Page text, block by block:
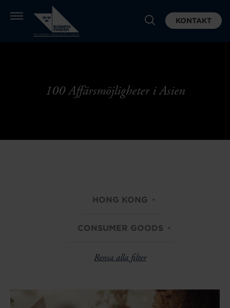
KONTAKT
100 Affärsmöjligheter i Asien
HONG KONG
CONSUMER GOODS
Rensa alla filter